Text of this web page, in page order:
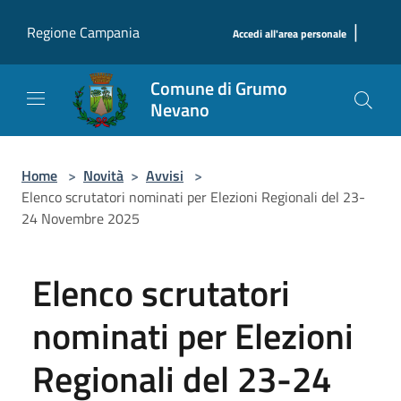
Regione Campania
Accedi all'area personale |
Comune di Grumo
Nevano
Home > Novità > Avvisi >
Elenco scrutatori nominati per Elezioni Regionali del 23-
24 Novembre 2025
Elenco scrutatori
nominati per Elezioni
Regionali del 23-24